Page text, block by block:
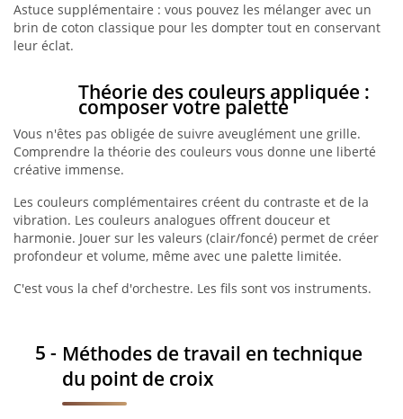
Astuce supplémentaire : vous pouvez les mélanger avec un
brin de coton classique pour les dompter tout en conservant
leur éclat.
Théorie des couleurs appliquée :
composer votre palette
Vous n'êtes pas obligée de suivre aveuglément une grille.
Comprendre la théorie des couleurs vous donne une liberté
créative immense.
Les couleurs complémentaires créent du contraste et de la
vibration. Les couleurs analogues offrent douceur et
harmonie. Jouer sur les valeurs (clair/foncé) permet de créer
profondeur et volume, même avec une palette limitée.
C'est vous la chef d'orchestre. Les fils sont vos instruments.
Méthodes de travail en technique
du point de croix